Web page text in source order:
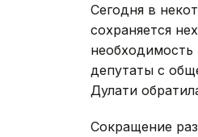
Сегодня в
сохраняется
необходимость
депутаты с
Дулати
Сокращение